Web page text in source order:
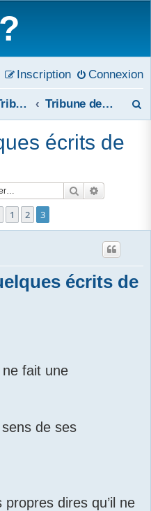
Connexion
Inscription
Vie de la Tribune Tribune de réponses publiques
r
écrits de
Rechercher
Précédent
1 2 3
écrits de
fait une
de ses
dires qu’il ne